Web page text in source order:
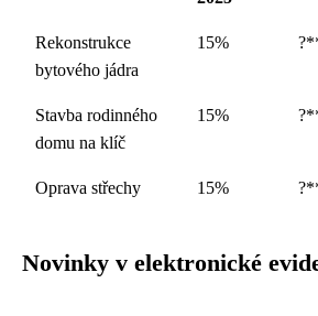
Rekonstrukce
bytového jádra
15%
Stavba rodinného
domu na klíč
15%
Oprava střechy 15%
Novinky v elektronické